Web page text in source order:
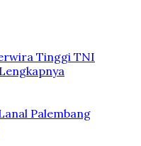
Tinggi TNI
Palembang